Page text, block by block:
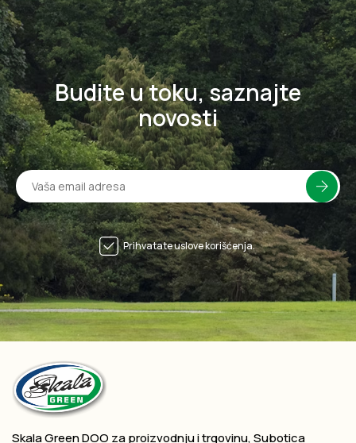
Budite u toku, saznajte
novosti
Prihvatate uslove korišćenja.
Skala Green DOO za proizvodnju i trgovinu, Subotica